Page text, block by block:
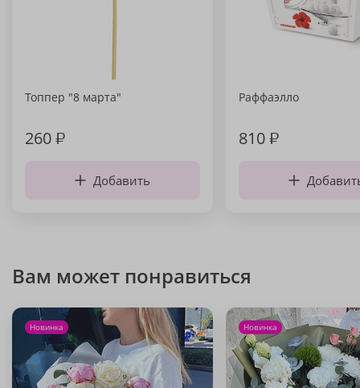
Топпер "8 марта"
260₽
Добавить
Раффаэлло
810₽
Вам может понравиться
Новинка Новинка